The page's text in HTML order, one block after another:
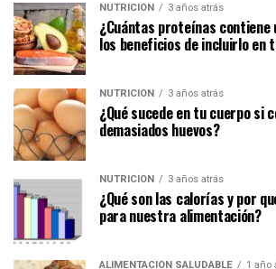
NUTRICIÓN 3 años atrás
¿Cuántas proteínas contiene
los beneficios de incluirlo en
NUTRICIÓN 3 años atrás
¿Qué sucede en tu cuerpo si
demasiados huevos?
NUTRICIÓN 3 años atrás
¿Qué son las calorías y por
para nuestra alimentación?
ALIMENTACIÓN SALUDABLE 1 año